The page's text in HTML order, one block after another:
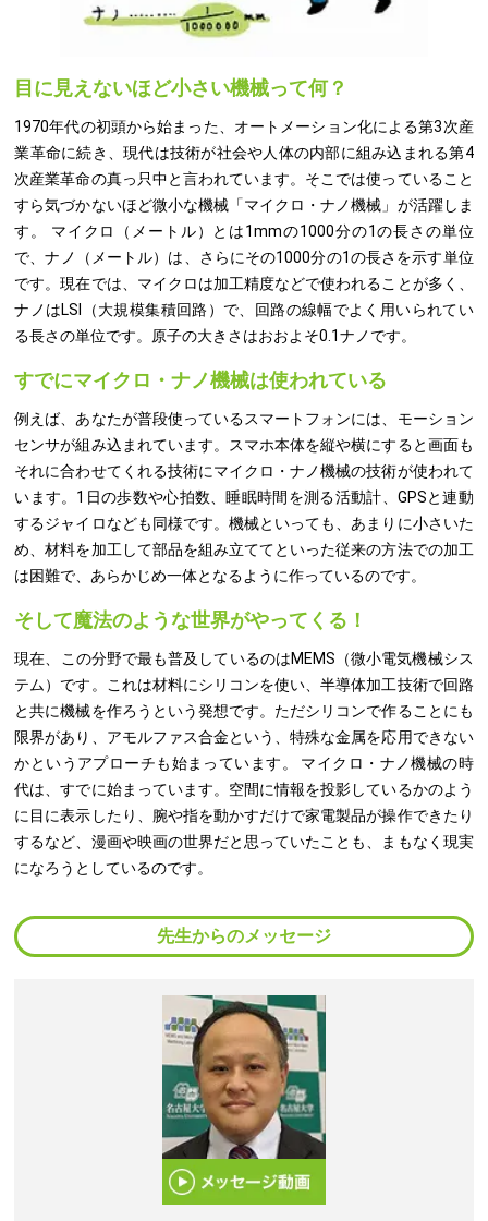
目に見えないほど小さい機械って何？
1970年代の初頭から始まった、オートメーション化による第3次産
業革命に続き、現代は技術が社会や人体の内部に組み込まれる第4
次産業革命の真っ只中と言われています。そこでは使っていること
すら気づかないほど微小な機械「マイクロ・ナノ機械」が活躍しま
す。 マイクロ（メートル）とは1mmの1000分の1の長さの単位
で、ナノ（メートル）は、さらにその1000分の1の長さを示す単位
です。現在では、マイクロは加工精度などで使われることが多く、
ナノはLSI（大規模集積回路）で、回路の線幅でよく用いられてい
る長さの単位です。原子の大きさはおおよそ0.1ナノです。
すでにマイクロ・ナノ機械は使われている
例えば、あなたが普段使っているスマートフォンには、モーション
センサが組み込まれています。スマホ本体を縦や横にすると画面も
それに合わせてくれる技術にマイクロ・ナノ機械の技術が使われて
います。1日の歩数や心拍数、睡眠時間を測る活動計、GPSと連動
するジャイロなども同様です。機械といっても、あまりに小さいた
め、材料を加工して部品を組み立ててといった従来の方法での加工
は困難で、あらかじめ一体となるように作っているのです。
そして魔法のような世界がやってくる！
現在、この分野で最も普及しているのはMEMS（微小電気機械シス
テム）です。これは材料にシリコンを使い、半導体加工技術で回路
と共に機械を作ろうという発想です。ただシリコンで作ることにも
限界があり、アモルファス合金という、特殊な金属を応用できない
かというアプローチも始まっています。 マイクロ・ナノ機械の時
代は、すでに始まっています。空間に情報を投影しているかのよう
に目に表示したり、腕や指を動かすだけで家電製品が操作できたり
するなど、漫画や映画の世界だと思っていたことも、まもなく現実
になろうとしているのです。
先生からのメッセージ